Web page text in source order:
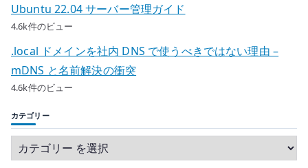
Ubuntu 22.04 サーバー管理ガイド
4.6k件のビュー
.local ドメインを社内 DNS で使うべきではない理由 –
mDNS と名前解決の衝突
4.6k件のビュー
カテゴリー